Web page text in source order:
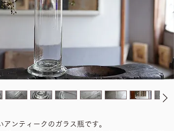
アンティークのガラス瓶です。